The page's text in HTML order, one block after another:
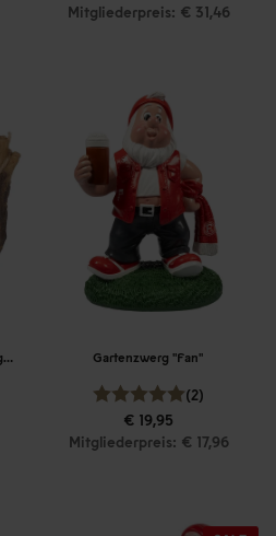
Mitgliederpreis: € 31,46
Fortuna Mini Gartenzwerg "Hängematte" Gartenzwerg "Fan"
(2)
€ 19,95
Mitgliederpreis: € 17,96